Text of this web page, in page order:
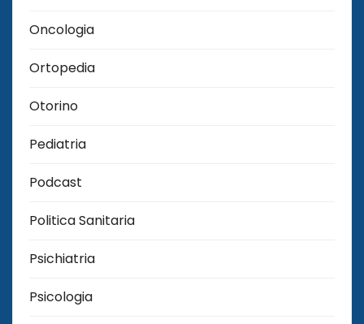
Oncologia
Ortopedia
Otorino
Pediatria
Podcast
Politica Sanitaria
Psichiatria
Psicologia